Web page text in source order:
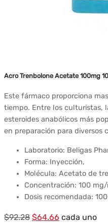
Acro Trenbolone Acetate 100mg
Este fármaco proporciona
tiempo. Entre los culturistas,
esteroides anabólicos más
en preparación para diversos
Laboratorio: Beligas
Forma: Inyección,
Molécula: Acetato de
Concentración: 100
Dosis recomendada:
$92.28 El
$64.66 El
cada uno